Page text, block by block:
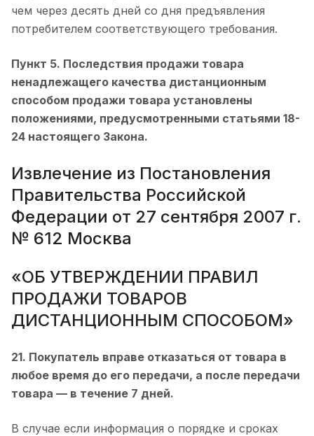
чем через десять дней со дня предъявления
потребителем соответствующего требования.
Пункт 5. Последствия продажи товара
ненадлежащего качества дистанционным
способом продажи товара установлены
положениями, предусмотренными статьями 18-
24 настоящего Закона.
Извлечение из Постановления
Правительства Российской
Федерации от 27 сентября 2007 г.
№ 612 Москва
«ОБ УТВЕРЖДЕНИИ ПРАВИЛ
ПРОДАЖИ ТОВАРОВ
ДИСТАНЦИОННЫМ СПОСОБОМ»
21. Покупатель вправе отказаться от товара в
любое время до его передачи, а после передачи
товара — в течение 7 дней.
В случае если информация о порядке и сроках